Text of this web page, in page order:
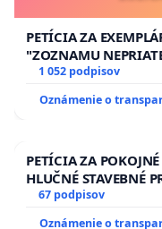
PETÍCIA ZA
"ZOZNAMU
1 052 podpisov
Oznámenie o
PETÍCIA ZA
HLUČNÉ STAVEBNÉ
13.00 HOD., CEZ
67 podpisov
Oznámenie o